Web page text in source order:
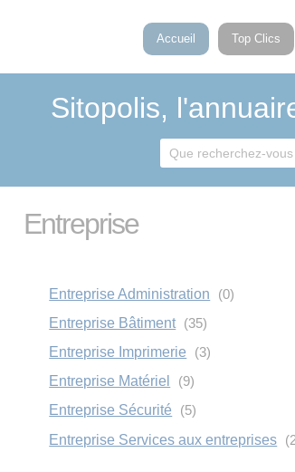
Accueil Top Clics
Sitopolis,
Entreprise
Entreprise Administration (0)
Entreprise Bâtiment (35)
Entreprise Imprimerie
(3)
Entreprise Matériel
(9)
Entreprise Sécurité
(5)
Entreprise Services aux entreprises